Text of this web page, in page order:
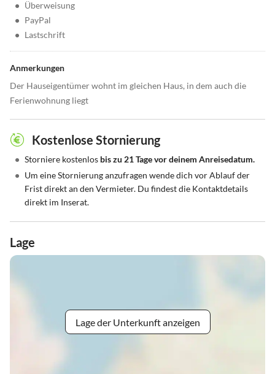
• Überweisung
• PayPal
• Lastschrift
Anmerkungen
Der Hauseigentümer wohnt im gleichen Haus, in dem auch die
Ferienwohnung liegt
Kostenlose Stornierung
• Storniere kostenlos bis zu 21 Tage vor deinem Anreisedatum.
• Um eine Stornierung anzufragen wende dich vor Ablauf der
Frist direkt an den Vermieter. Du findest die Kontaktdetails
direkt im Inserat.
Lage
Lage der Unterkunft anzeigen